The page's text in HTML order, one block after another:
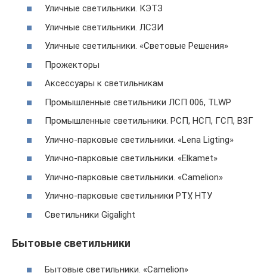
Уличные светильники. КЭТЗ
Уличные светильники. ЛСЗИ
Уличные светильники. «Световые Решения»
Прожекторы
Аксессуары к светильникам
Промышленные светильники ЛСП 006, TLWP
Промышленные светильники. РСП, НСП, ГСП, ВЗГ
Улично-парковые светильники. «Lena Ligting»
Улично-парковые cветильники. «Elkamet»
Улично-парковые светильники. «Camelion»
Улично-парковые светильники РТУ, НТУ
Светильники Gigalight
Бытовые светильники
Бытовые светильники. «Camelion»